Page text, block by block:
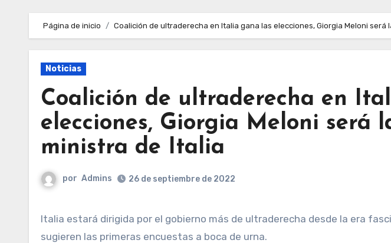
Página de inicio Coalición de ultraderecha en Italia gana las elecciones, Giorgia Meloni será
Noticias
Coalición de ultraderecha en
elecciones, Giorgia Meloni será
ministra de Italia
por Admins 26 de septiembre de 2022
Italia estará dirigida por el gobierno más de ultraderecha desde la era fascista de Benito Mussolini, según
sugieren las primeras encuestas a boca de urna.